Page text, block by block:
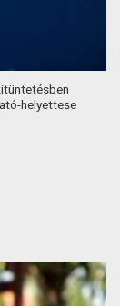
helyettese